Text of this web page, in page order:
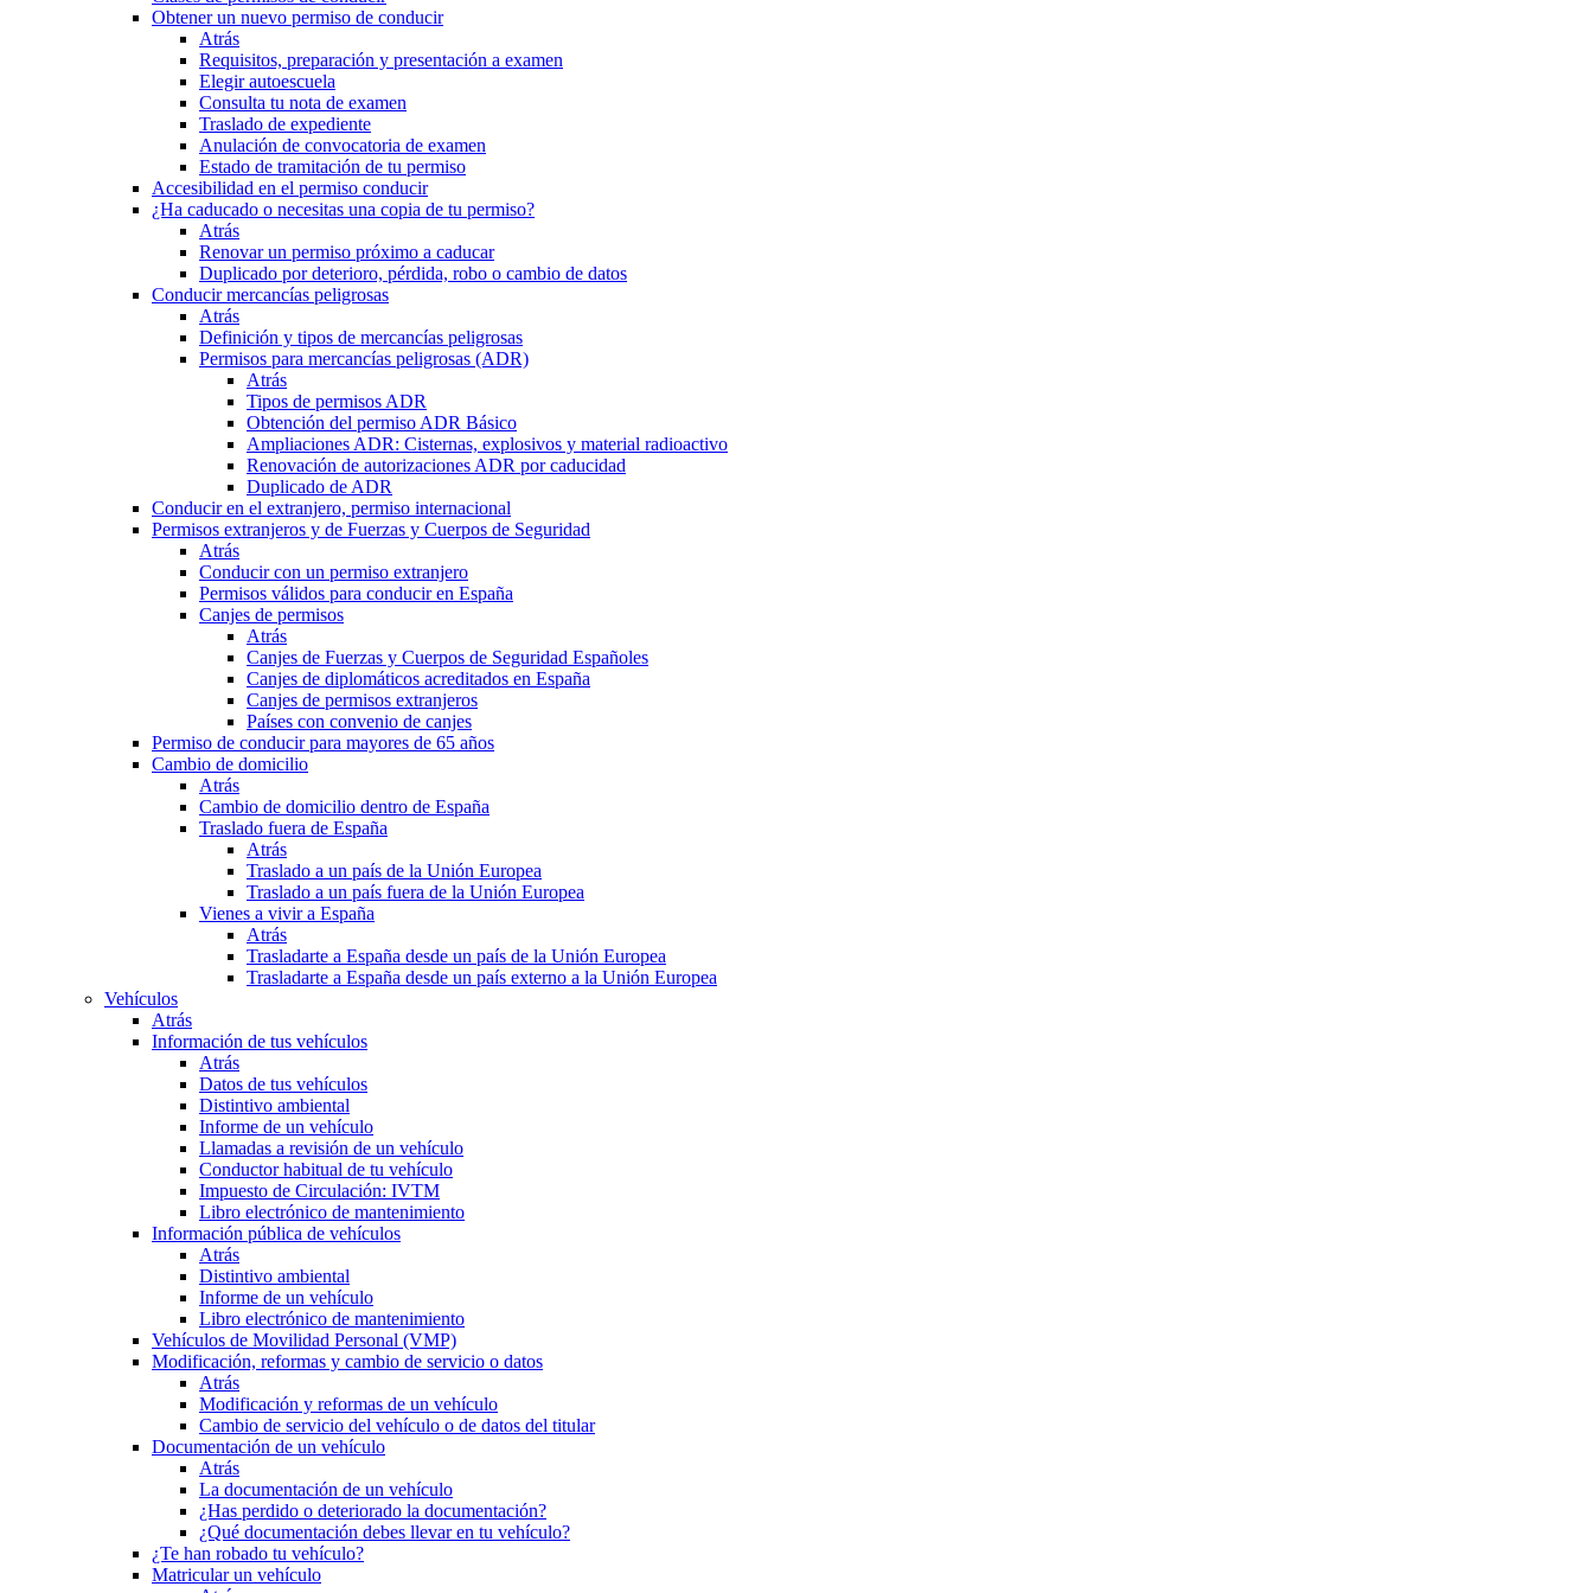
Obtener un nuevo permiso de conducir
Atrás
Requisitos, preparación y presentación a examen
Elegir autoescuela
Consulta tu nota de examen
Traslado de expediente
Anulación de convocatoria de examen
Estado de tramitación de tu permiso
Accesibilidad en el permiso conducir
¿Ha caducado o necesitas una copia de tu permiso?
Atrás
Renovar un permiso próximo a caducar
Duplicado por deterioro, pérdida, robo o cambio de datos
Conducir mercancías peligrosas
Atrás
Definición y tipos de mercancías peligrosas
Permisos para mercancías peligrosas (ADR)
Atrás
Tipos de permisos ADR
Obtención del permiso ADR Básico
Ampliaciones ADR: Cisternas, explosivos y material radioactivo
Renovación de autorizaciones ADR por caducidad
Duplicado de ADR
Conducir en el extranjero, permiso internacional
Permisos extranjeros y de Fuerzas y Cuerpos de Seguridad
Atrás
Conducir con un permiso extranjero
Permisos válidos para conducir en España
Canjes de permisos
Atrás
Canjes de Fuerzas y Cuerpos de Seguridad Españoles
Canjes de diplomáticos acreditados en España
Canjes de permisos extranjeros
Países con convenio de canjes
Permiso de conducir para mayores de 65 años
Cambio de domicilio
Atrás
Cambio de domicilio dentro de España
Traslado fuera de España
Atrás
Traslado a un país de la Unión Europea
Traslado a un país fuera de la Unión Europea
Vienes a vivir a España
Atrás
Trasladarte a España desde un país de la Unión Europea
Trasladarte a España desde un país externo a la Unión Europea
Vehículos
Atrás
Información de tus vehículos
Atrás
Datos de tus vehículos
Distintivo ambiental
Informe de un vehículo
Llamadas a revisión de un vehículo
Conductor habitual de tu vehículo
Impuesto de Circulación: IVTM
Libro electrónico de mantenimiento
Información pública de vehículos
Atrás
Distintivo ambiental
Informe de un vehículo
Libro electrónico de mantenimiento
Vehículos de Movilidad Personal (VMP)
Modificación, reformas y cambio de servicio o datos
Atrás
Modificación y reformas de un vehículo
Cambio de servicio del vehículo o de datos del titular
Documentación de un vehículo
Atrás
La documentación de un vehículo
¿Has perdido o deteriorado la documentación?
¿Qué documentación debes llevar en tu vehículo?
¿Te han robado tu vehículo?
Matricular un vehículo